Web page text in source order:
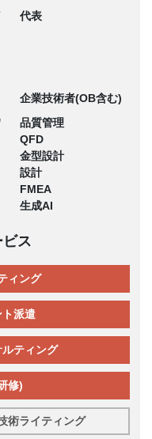
代表
企業技術者(OB含む)
品質管理
QFD
金型設計
設計
FMEA
生成AI
ス
ィング
派遣
ティング
修)
術ライティング